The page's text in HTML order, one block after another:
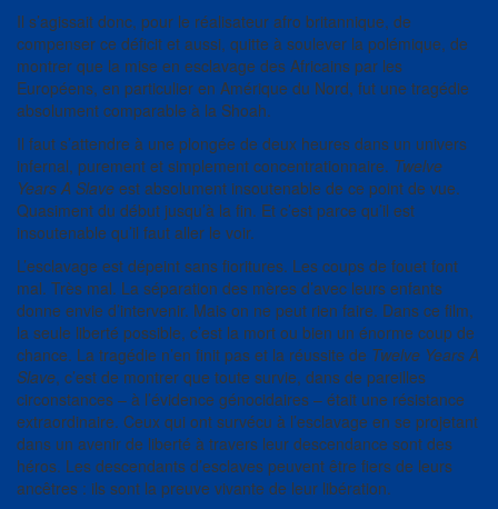
Il s’agissait donc, pour le réalisateur afro britannique, de
compenser ce déficit et aussi, quitte à soulever la polémique, de
montrer que la mise en esclavage des Africains par les
Européens, en particulier en Amérique du Nord, fut une tragédie
absolument comparable à la Shoah.
Il faut s’attendre à une plongée de deux heures dans un univers
infernal, purement et simplement concentrationnaire. Twelve
Years A Slave est absolument insoutenable de ce point de vue.
Quasiment du début jusqu’à la fin. Et c’est parce qu’il est
insoutenable qu’il faut aller le voir.
L’esclavage est dépeint sans fioritures. Les coups de fouet font
mal. Très mal. La séparation des mères d’avec leurs enfants
donne envie d’intervenir. Mais on ne peut rien faire. Dans ce film,
la seule liberté possible, c’est la mort ou bien un énorme coup de
chance. La tragédie n’en finit pas et la réussite de Twelve Years A
Slave, c’est de montrer que toute survie, dans de pareilles
circonstances – à l’évidence génocidaires – était une résistance
extraordinaire. Ceux qui ont survécu à l’esclavage en se projetant
dans un avenir de liberté à travers leur descendance sont des
héros. Les descendants d’esclaves peuvent être fiers de leurs
ancêtres : ils sont la preuve vivante de leur libération.